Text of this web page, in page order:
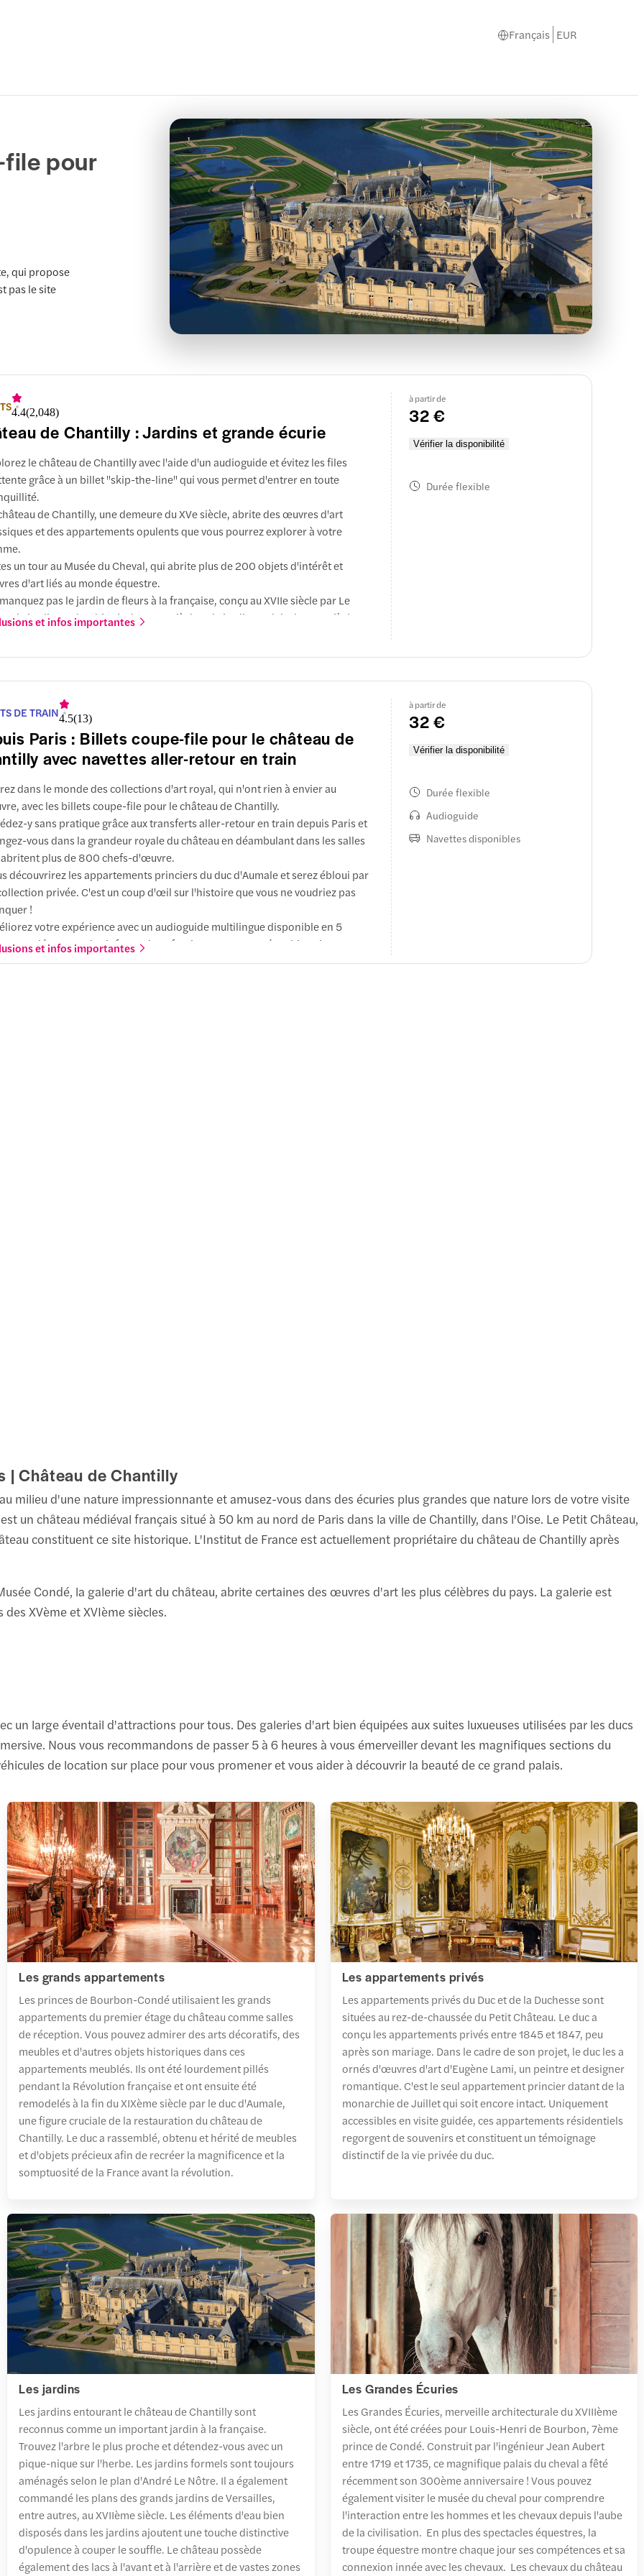
Français EUR
file pour
qui propose
pas le site
4.4(2,048)
de Chantilly : Jardins et grande écurie
à partir de
32 €
Vérifier la disponibilité
Durée flexible
le château de Chantilly avec l'aide d'un audioguide et évitez les files
grâce à un billet "skip-the-line" qui vous permet d'entrer en toute
de Chantilly, une demeure du XVe siècle, abrite des œuvres d'art
et des appartements opulents que vous pourrez explorer à votre
un tour au Musée du Cheval, qui abrite plus de 200 objets d'intérêt et
d'art liés au monde équestre.
pas le jardin de fleurs à la française, conçu au XVIIe siècle par Le
le jardin anglo-chinois du XVIIIe siècle et le jardin anglais du XIXe siècle.
et infos importantes
DE TRAIN4.5(13)
Paris : Billets coupe-file pour le château de
avec navettes aller-retour en train
à partir de
32 €
Vérifier la disponibilité
Durée flexible
Audioguide
Navettes disponibles
dans le monde des collections d'art royal, qui n'ont rien à envier au
avec les billets coupe-file pour le château de Chantilly.
y sans pratique grâce aux transferts aller-retour en train depuis Paris et
vous dans la grandeur royale du château en déambulant dans les salles
plus de 800 chefs-d'œuvre.
découvrirez les appartements princiers du duc d'Aumale et serez ébloui par
privée. C'est un coup d'œil sur l'histoire que vous ne voudriez pas
!
votre expérience avec un audioguide multilingue disponible en 5
et découvrez des informations fascinantes sur ce trésor historique.
expérience de la grandeur des grandes écuries du XVIIIe siècle, conçues à
et infos importantes
| Château de Chantilly
milieu d'une nature impressionnante et amusez-vous dans des écuries plus grandes que nature lors de votre visite
un château médiéval français situé à 50 km au nord de Paris dans la ville de Chantilly, dans l'Oise. Le Petit Château,
constituent ce site historique. L'Institut de France est actuellement propriétaire du château de Chantilly après
Condé, la galerie d'art du château, abrite certaines des œuvres d'art les plus célèbres du pays. La galerie est
XVème et XVIème siècles.
un large éventail d'attractions pour tous. Des galeries d'art bien équipées aux suites luxueuses utilisées par les ducs
Nous vous recommandons de passer 5 à 6 heures à vous émerveiller devant les magnifiques sections du
de location sur place pour vous promener et vous aider à découvrir la beauté de ce grand palais.
Les grands appartements
Les princes de Bourbon-Condé utilisaient les grands
appartements du premier étage du château comme salles
de réception. Vous pouvez admirer des arts décoratifs, des
meubles et d'autres objets historiques dans ces
appartements meublés. Ils ont été lourdement pillés
pendant la Révolution française et ont ensuite été
remodelés à la fin du XIXème siècle par le duc d'Aumale,
une figure cruciale de la restauration du château de
Chantilly. Le duc a rassemblé, obtenu et hérité de meubles
et d'objets précieux afin de recréer la magnificence et la
somptuosité de la France avant la révolution.
Les appartements privés
Les appartements privés du Duc et de la Duchesse sont
situées au rez-de-chaussée du Petit Château. Le duc a
conçu les appartements privés entre 1845 et 1847, peu
après son mariage. Dans le cadre de son projet, le duc les a
ornés d'œuvres d'art d'Eugène Lami, un peintre et designer
romantique. C'est le seul appartement princier datant de la
monarchie de Juillet qui soit encore intact. Uniquement
accessibles en visite guidée, ces appartements résidentiels
regorgent de souvenirs et constituent un témoignage
distinctif de la vie privée du duc.
Les jardins
Les jardins entourant le château de Chantilly sont
reconnus comme un important jardin à la française.
Trouvez l'arbre le plus proche et détendez-vous avec un
pique-nique sur l'herbe. Les jardins formels sont toujours
aménagés selon le plan d'André Le Nôtre. Il a également
commandé les plans des grands jardins de Versailles,
entre autres, au XVIIème siècle. Les éléments d'eau bien
disposés dans les jardins ajoutent une touche distinctive
d'opulence à couper le souffle. Le château possède
également des lacs à l'avant et à l'arrière et de vastes zones
Les Grandes Écuries
Les Grandes Écuries, merveille architecturale du XVIIIème
siècle, ont été créées pour Louis-Henri de Bourbon, 7ème
prince de Condé. Construit par l'ingénieur Jean Aubert
entre 1719 et 1735, ce magnifique palais du cheval a fêté
récemment son 300ème anniversaire ! Vous pouvez
également visiter le musée du cheval pour comprendre
l'interaction entre les hommes et les chevaux depuis l'aube
de la civilisation. En plus des spectacles équestres, la
troupe équestre montre chaque jour ses compétences et sa
connexion innée avec les chevaux. Les chevaux du château